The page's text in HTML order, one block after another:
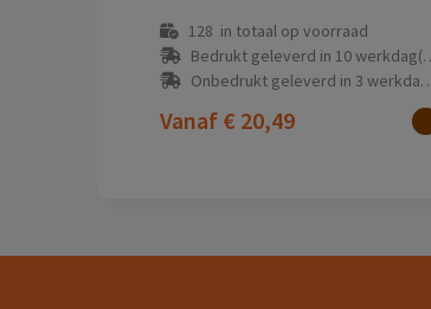
128 in totaal op voorraad
Bedrukt geleverd in 10 werkdag(en)
Onbedrukt geleverd in 3 werkdag(en)
Vanaf € 20,49